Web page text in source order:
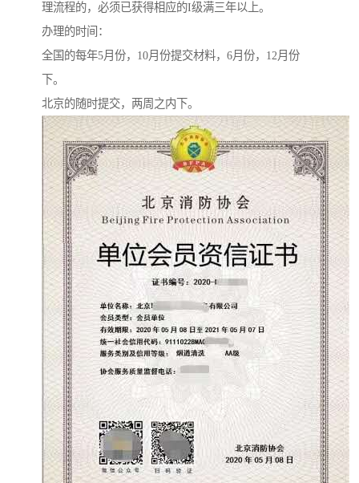
理流程的，必须已获得相应的I级满三年以上。
办理的时间：
全国的每年5月份，10月份提交材料，6月份，12月份
下。
北京的随时提交，两周之内下。